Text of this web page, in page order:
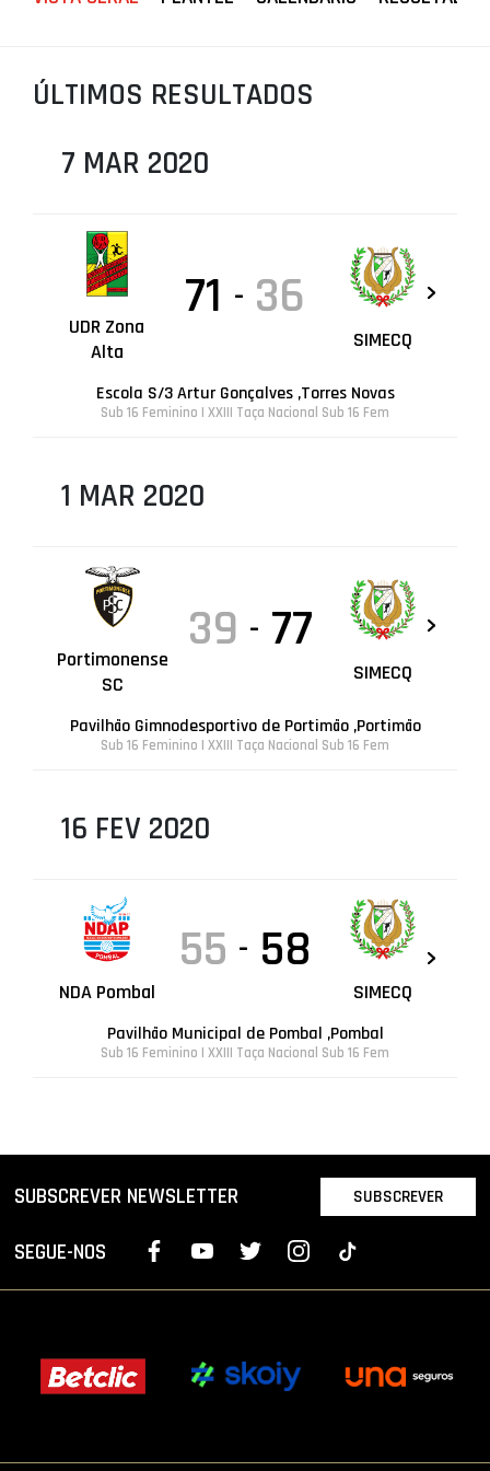
LIGA BETCLIC MASCULINA
LIGA BETCLIC FEMININA
ÚLTIMOS RESULTADOS
7 MAR 2020
UDR Zona
Alta
71 - 36
SIMECQ
Escola S/3 Artur Gonçalves ,Torres Novas
Sub 16 Feminino | XXIII Taça Nacional Sub 16 Fem
1 MAR 2020
Portimonense
SC
39 - 77
SIMECQ
Pavilhão Gimnodesportivo de Portimão ,Portimão
Sub 16 Feminino | XXIII Taça Nacional Sub 16 Fem
16 FEV 2020
NDA Pombal
55 - 58
SIMECQ
Pavilhão Municipal de Pombal ,Pombal
Sub 16 Feminino | XXIII Taça Nacional Sub 16 Fem
SUBSCREVER NEWSLETTER SUBSCREVER
SEGUE-NOS